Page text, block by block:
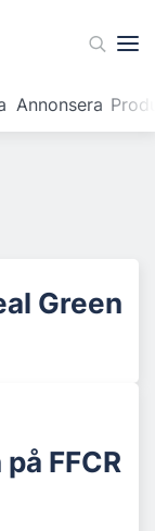
Annonsera
Green
FFCR